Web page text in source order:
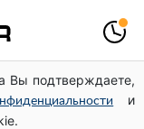
Вы подтверждаете,
и
вивів
фіктивну фірму в